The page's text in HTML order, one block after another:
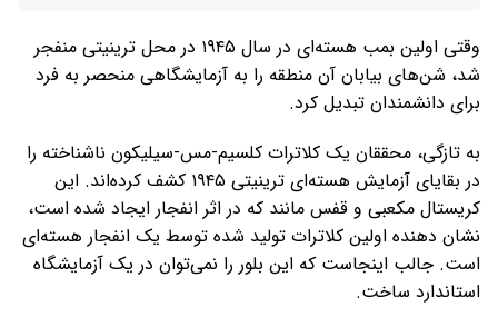
وقتی اولین بمب هسته‌ای در سال ۱۹۴۵ در محل ترینیتی منفجر
شد، شن‌های بیابان آن منطقه را به آزمایشگاهی منحصر به فرد
برای دانشمندان تبدیل کرد.
به تازگی، محققان یک کلاترات کلسیم-مس-سیلیکون ناشناخته را
در بقایای آزمایش هسته‌ای ترینیتی ۱۹۴۵ کشف کرده‌اند. این
کریستال مکعبی و قفس مانند که در اثر انفجار ایجاد شده است،
نشان دهنده اولین کلاترات تولید شده توسط یک انفجار هسته‌ای
است. جالب اینجاست که این بلور را نمی‌توان در یک آزمایشگاه
استاندارد ساخت.